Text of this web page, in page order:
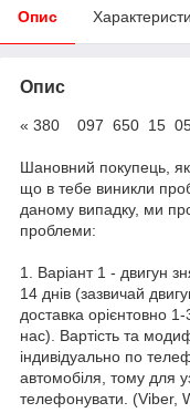
Опис
Опис
« 380 097 650 15
Шановний покупець,
що в тебе виникли
даному випадку, ми
проблеми:
1. Варіант 1 - двигун
14 днів (зазвичай
доставка орієнтовно
нас). Вартість та
індивідуально по
автомобіля, тому для
телефонувати. (Viber,